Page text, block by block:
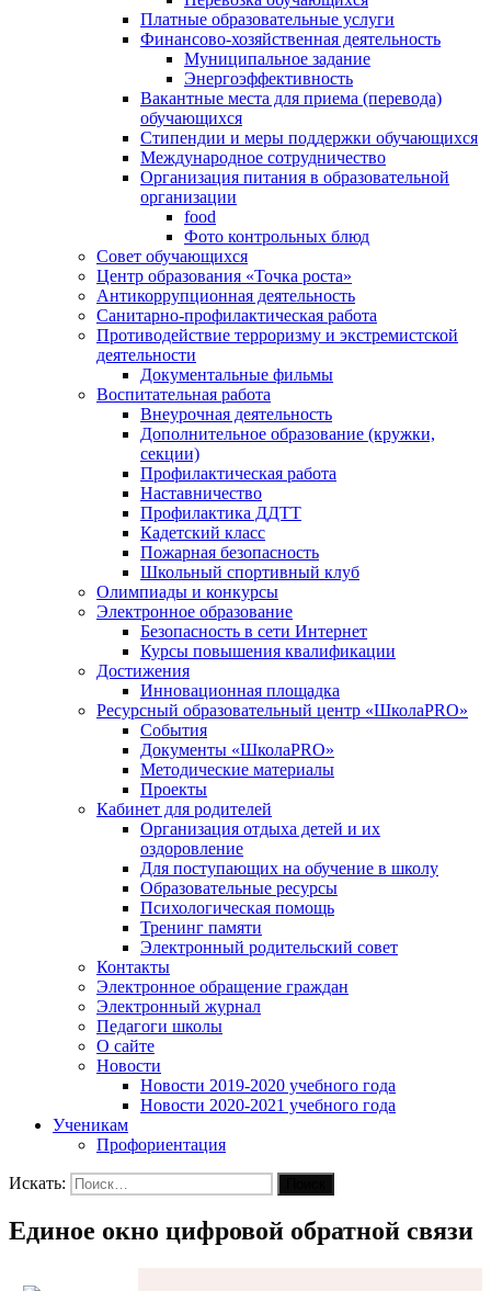
Платные образовательные услуги
Финансово-хозяйственная деятельность
Муниципальное задание
Энергоэффективность
Вакантные места для приема (перевода)
обучающихся
Стипендии и меры поддержки обучающихся
Международное сотрудничество
Организация питания в образовательной
организации
food
Фото контрольных блюд
Совет обучающихся
Центр образования «Точка роста»
Антикоррупционная деятельность
Санитарно-профилактическая работа
Противодействие терроризму и экстремистской
деятельности
Документальные фильмы
Воспитательная работа
Внеурочная деятельность
Дополнительное образование (кружки,
секции)
Профилактическая работа
Наставничество
Профилактика ДДТТ
Кадетский класс
Пожарная безопасность
Школьный спортивный клуб
Олимпиады и конкурсы
Электронное образование
Безопасность в сети Интернет
Курсы повышения квалификации
Достижения
Инновационная площадка
Ресурсный образовательный центр «ШколаPRO»
События
Документы «ШколаPRO»
Методические материалы
Проекты
Кабинет для родителей
Организация отдыха детей и их
оздоровление
Для поступающих на обучение в школу
Образовательные ресурсы
Психологическая помощь
Тренинг памяти
Электронный родительский совет
Контакты
Электронное обращение граждан
Электронный журнал
Педагоги школы
О сайте
Новости
Новости 2019-2020 учебного года
Новости 2020-2021 учебного года
Ученикам
Профориентация
Искать:
Единое окно цифровой обратной связи